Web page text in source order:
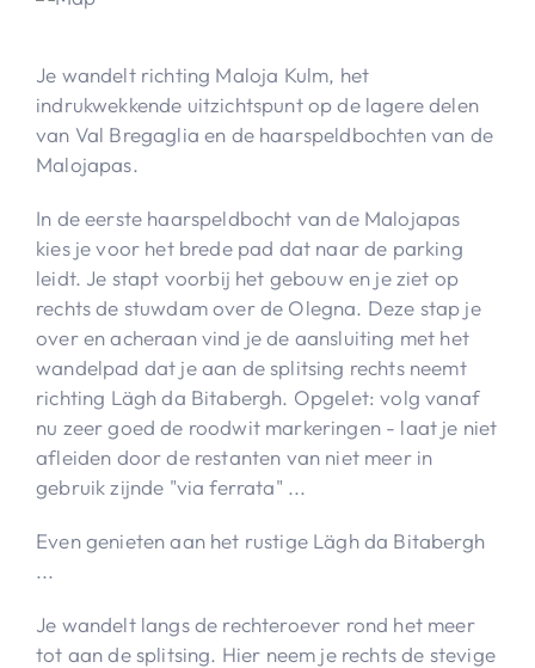
Je wandelt richting Maloja Kulm, het
indrukwekkende uitzichtspunt op de lagere delen
van Val Bregaglia en de haarspeldbochten van de
Malojapas.
In de eerste haarspeldbocht van de Malojapas
kies je voor het brede pad dat naar de parking
leidt. Je stapt voorbij het gebouw en je ziet op
rechts de stuwdam over de Olegna. Deze stap je
over en acheraan vind je de aansluiting met het
wandelpad dat je aan de splitsing rechts neemt
richting Lägh da Bitabergh. Opgelet: volg vanaf
nu zeer goed de roodwit markeringen - laat je niet
afleiden door de restanten van niet meer in
gebruik zijnde "via ferrata" ...
Even genieten aan het rustige Lägh da Bitabergh
...
Je wandelt langs de rechteroever rond het meer
tot aan de splitsing. Hier neem je rechts de stevige